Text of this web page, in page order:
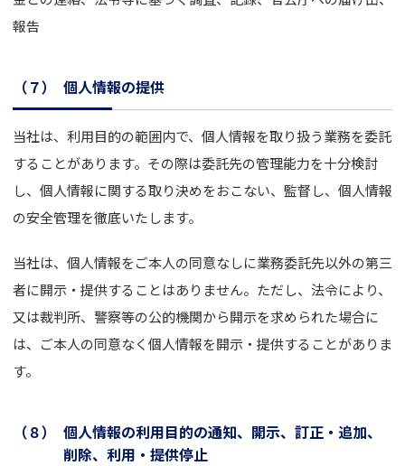
報告
（７） 個人情報の提供
当社は、利用目的の範囲内で、個人情報を取り扱う業務を委託
することがあります。その際は委託先の管理能力を十分検討
し、個人情報に関する取り決めをおこない、監督し、個人情報
の安全管理を徹底いたします。
当社は、個人情報をご本人の同意なしに業務委託先以外の第三
者に開示・提供することはありません。ただし、法令により、
又は裁判所、警察等の公的機関から開示を求められた場合に
は、ご本人の同意なく個人情報を開示・提供することがありま
す。
（８）
個人情報の利用目的の通知、開示、訂正・追加、
削除、利用・提供停止